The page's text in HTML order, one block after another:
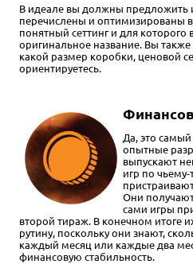
В идеале вы должны предложить
перечислены и оптимизированы
понятный сеттинг и для
оригинальное название. Вы
какой размер коробки, ценовой
ориентируетесь.
Да, это
опытные
выпускают
игр по чьему-
Они получают
сами игры
второй тираж. В конечном итоге
рутину, поскольку они знают,
каждый месяц или каждые два
финансовую стабильность.